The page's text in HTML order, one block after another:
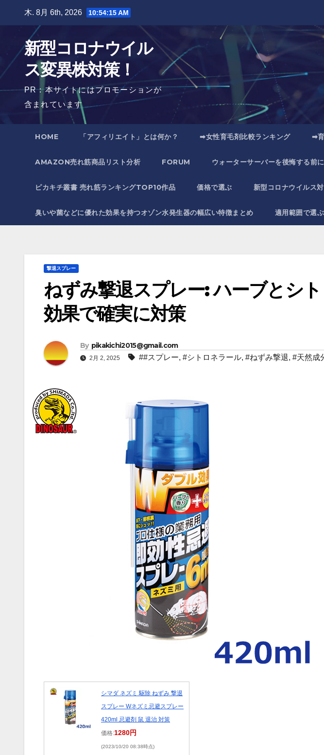
木. 8月 6th, 2026 10:54:16 AM
新型コロナウイル
ス変異株対策！
PR：本サイトにはプロモーションが
含まれています
HOME 「アフィリエイト」とは何か？ ➡女性育毛剤比較ランキング ➡
AMAZON売れ筋商品リスト分析 FORUM ウォーターサーバーを後悔する前
ピカキチ叢書 売れ筋ランキングTOP10作品 価格で選ぶ 新型コロナウイルス
臭いや菌などに優れた効果を持つオゾン水発生器の幅広い特徴まとめ 適用範囲で選ぶ
撃退スプレー
ねずみ撃退スプレー: ハーブとシ
効果で確実に対策
By pikakichi2015@gmail.com
2月 2, 2025 ##スプレー, #シトロネラール, #ねずみ撃退, #天然成
シマダ ネズミ 駆除 ねずみ 撃退
スプレー Wネズミ忌避スプレー
420ml 忌避剤 鼠 退治 対策
価格:1280円
(2023/10/20 08:38時点)